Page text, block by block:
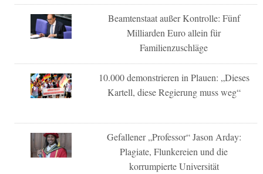
Beamtenstaat außer Kontrolle: Fünf
Milliarden Euro allein für
Familienzuschläge
10.000 demonstrieren in Plauen: „Dieses
Kartell, diese Regierung muss weg“
Gefallener „Professor“ Jason Arday:
Plagiate, Flunkereien und die
korrumpierte Universität